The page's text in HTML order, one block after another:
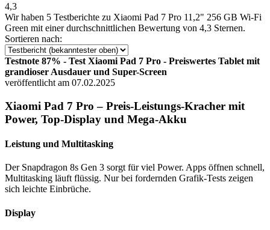
4,3
Wir haben 5 Testberichte zu Xiaomi Pad 7 Pro 11,2" 256 GB Wi-Fi
Green mit einer durchschnittlichen Bewertung von 4,3 Sternen.
Sortieren nach:
Testnote 87% - Test Xiaomi Pad 7 Pro - Preiswertes Tablet mit
grandioser Ausdauer und Super-Screen
veröffentlicht am 07.02.2025
Xiaomi Pad 7 Pro – Preis-Leistungs-Kracher mit
Power, Top-Display und Mega-Akku
Leistung und Multitasking
Der Snapdragon 8s Gen 3 sorgt für viel Power. Apps öffnen schnell,
Multitasking läuft flüssig. Nur bei fordernden Grafik-Tests zeigen
sich leichte Einbrüche.
Display